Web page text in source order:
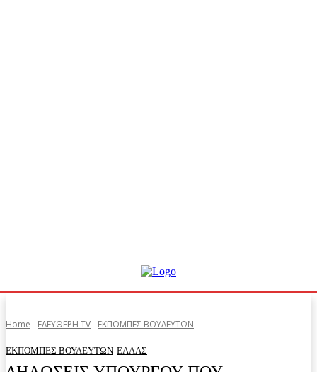
Home ΕΛΕΥΘΕΡΗ ΤV ΕΚΠΟΜΠΕΣ ΒΟΥΛΕΥΤΩΝ
ΕΚΠΟΜΠΕΣ ΒΟΥΛΕΥΤΩΝ ΕΛΛΑΣ